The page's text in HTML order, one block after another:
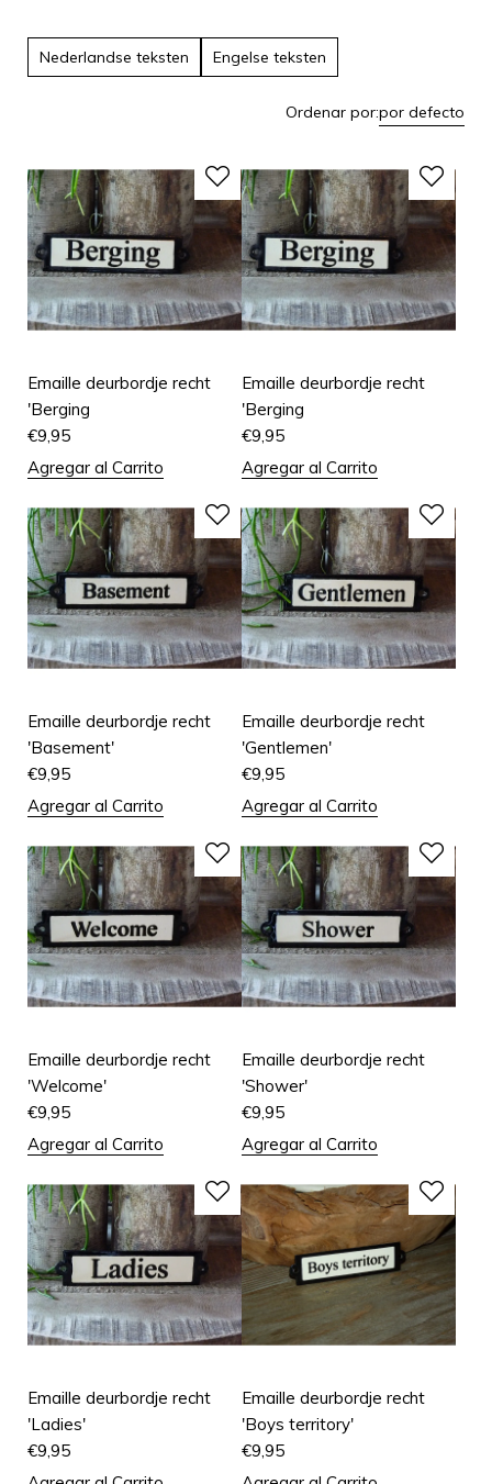
Nederlandse teksten Engelse teksten
Ordenar por:por defecto
Emaille deurbordje recht
'Berging
€9,95
Agregar al Carrito
Emaille deurbordje recht
'Berging
€9,95
Agregar al Carrito
Emaille deurbordje recht
'Basement'
€9,95
Agregar al Carrito
Emaille deurbordje recht
'Gentlemen'
€9,95
Agregar al Carrito
Emaille deurbordje recht
'Welcome'
€9,95
Agregar al Carrito
Emaille deurbordje recht
'Shower'
€9,95
Agregar al Carrito
Emaille deurbordje recht
'Ladies'
€9,95
Emaille deurbordje recht
'Boys territory'
€9,95